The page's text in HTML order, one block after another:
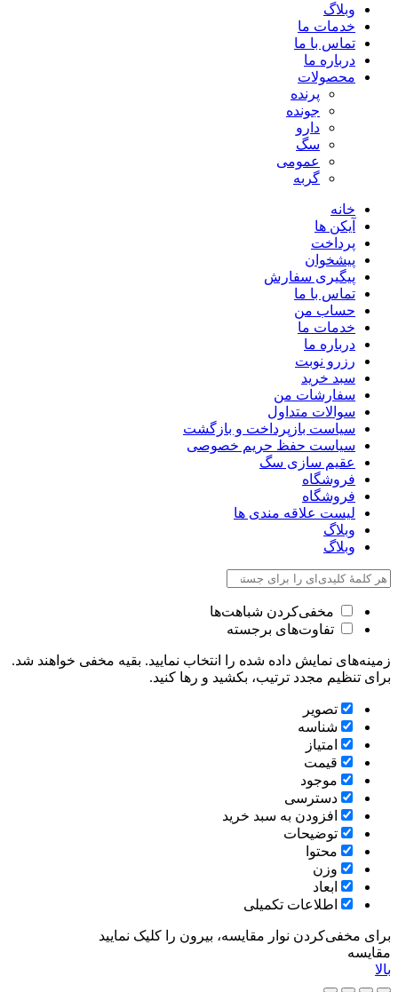
وبلاگ
خدمات ما
تماس با ما
درباره ما
محصولات
پرنده
جونده
دارو
سگ
عمومی
گربه
خانه
آیکن ها
پرداخت
پیشخوان
پیگیری سفارش
تماس با ما
حساب من
خدمات ما
درباره ما
رزرو نوبت
سبد خرید
سفارشات من
سوالات متداول
سیاست بازپرداخت و بازگشت
سیاست حفظ حریم خصوصی
عقیم سازی سگ
فروشگاه
فروشگاه
لیست علاقه مندی ها
وبلاگ
وبلاگ
مخفی‌کردن شباهت‌ها
تفاوت‌های برجسته
زمینه‌های نمایش داده شده را انتخاب نمایید. بقیه مخفی خواهند شد.
برای تنظیم مجدد ترتیب، بکشید و رها کنید.
تصویر
شناسه
امتیاز
قیمت
موجود
دسترسی
افزودن به سبد خرید
توضیحات
محتوا
وزن
ابعاد
اطلاعات تکمیلی
برای مخفی‌کردن نوار مقایسه، بیرون را کلیک نمایید
مقایسه
بالا